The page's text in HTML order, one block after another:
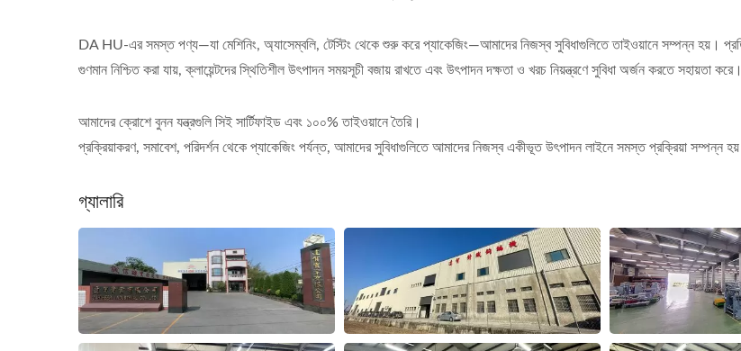
DA HU-এর সমস্ত পণ্য—যা মেশিনিং, অ্যাসেম্বলি, টেস্টিং থেকে শুরু করে প্যাকেজিং—আমাদের নিজস্ব সুবিধাগুলিতে তাইওয়ানে সম্পন্ন হয়।
গুণমান নিশ্চিত করা যায়, ক্লায়েন্টদের স্থিতিশীল উৎপাদন সময়সূচী বজায় রাখতে এবং উৎপাদন দক্ষতা ও খরচ নিয়ন্ত্রণে সুবিধা অর্জন করতে সহায়তা করে।
আমাদের ক্রোশে বুনন যন্ত্রগুলি সিই সার্টিফাইড এবং ১০০% তাইওয়ানে তৈরি।
প্রক্রিয়াকরণ, সমাবেশ, পরিদর্শন থেকে প্যাকেজিং পর্যন্ত, আমাদের সুবিধাগুলিতে আমাদের নিজস্ব একীভূত উৎপাদন লাইনে সমস্ত প্রক্রিয়া সম্পন্ন
গ্যালারি